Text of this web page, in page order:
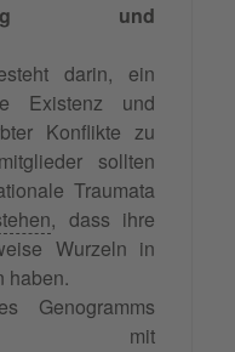
und
darin, ein
Existenz und
Konflikte zu
sollten
Traumata
, dass ihre
Wurzeln in
haben.
Genogramms
mit